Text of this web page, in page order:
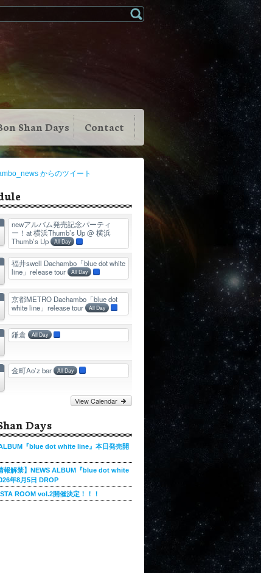
Shan Days Contact
からのツイート
newアルバム発売記念パーティ
ー！at 横浜Thumb’s Up@ 横浜
Thumb’s Up All Day
福井swell Dachambo「blue dot white
line」release tour All Day
京都METRO Dachambo「blue dot
white line」release tour All Day
鎌倉 All Day
金町Ao’z bar All Day
View Calendar
Days
『blue dot white line』本日発売開
報解禁】NEWS ALBUM『blue dot white
年8月5日 DROP
ROOM vol.2開催決定！！！